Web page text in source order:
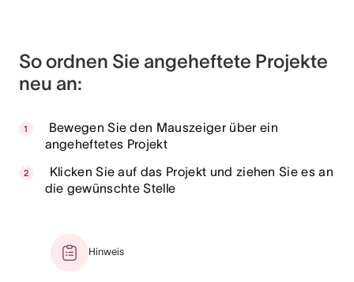
So ordnen Sie angeheftete Projekte
neu an:
Bewegen Sie den Mauszeiger über ein
angeheftetes Projekt
Klicken Sie auf das Projekt und ziehen Sie es an
die gewünschte Stelle
Hinweis